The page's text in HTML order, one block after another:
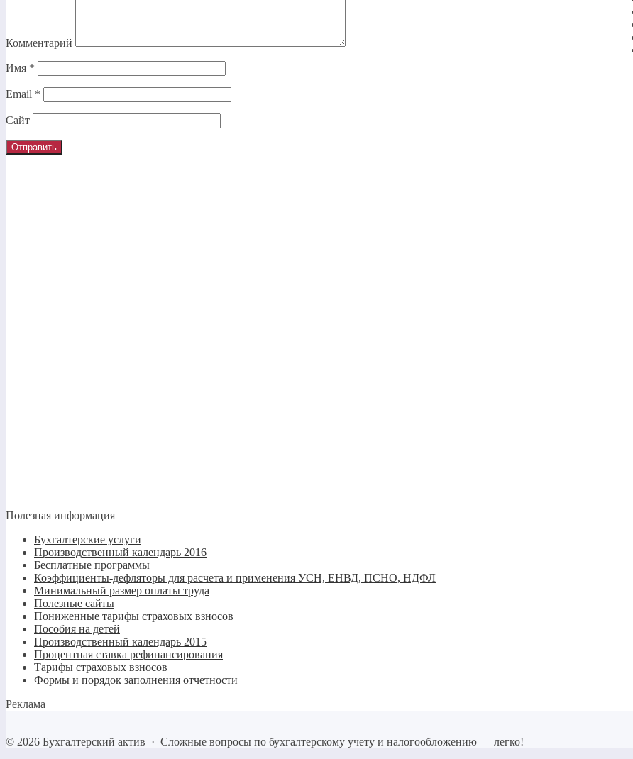
Комментарий
Имя *
Email *
Сайт
Полезная информация
Бухгалтерские услуги
Производственный календарь 2016
Бесплатные программы
Коэффициенты-дефляторы для расчета и применения УСН, ЕНВД, ПСНО, НДФЛ
Минимальный размер оплаты труда
Полезные сайты
Пониженные тарифы страховых взносов
Пособия на детей
Производственный календарь 2015
Процентная ставка рефинансирования
Тарифы страховых взносов
Формы и порядок заполнения отчетности
Реклама
© 2026 Бухгалтерский актив · Сложные вопросы по бухгалтерскому учету и налогообложению — легко!